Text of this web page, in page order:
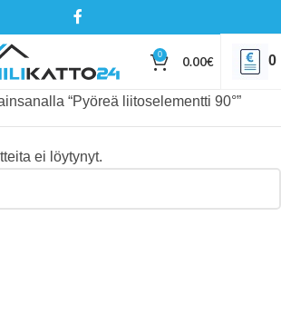
0 0.00€ 0
“Pyöreä liitoselementti 90°”
ei löytynyt.